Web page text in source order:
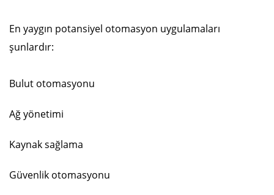
En yaygın potansiyel otomasyon uygulamaları
şunlardır:
Bulut otomasyonu
Ağ yönetimi
Kaynak sağlama
Güvenlik otomasyonu